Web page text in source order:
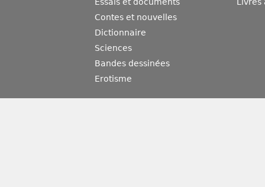
Essais et documents
Contes et nouvelles
Dictionnaire
Sciences
Bandes dessinées
Erotisme
Livres